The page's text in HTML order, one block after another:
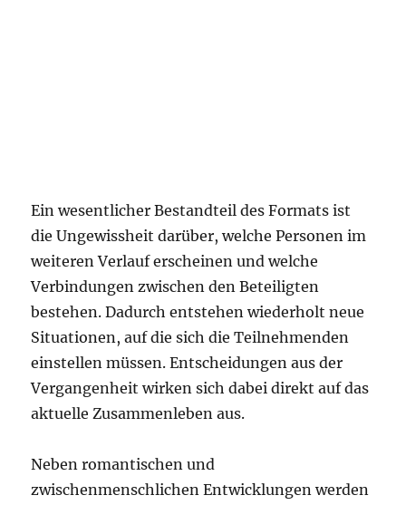
Ein wesentlicher Bestandteil des Formats ist
die Ungewissheit darüber, welche Personen im
weiteren Verlauf erscheinen und welche
Verbindungen zwischen den Beteiligten
bestehen. Dadurch entstehen wiederholt neue
Situationen, auf die sich die Teilnehmenden
einstellen müssen. Entscheidungen aus der
Vergangenheit wirken sich dabei direkt auf das
aktuelle Zusammenleben aus.
Neben romantischen und
zwischenmenschlichen Entwicklungen werden